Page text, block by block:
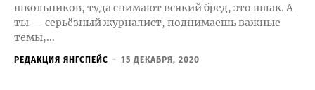
школьников, туда снимают всякий бред, это шлак. А
ты — серьёзный журналист, поднимаешь важные
темы,...
РЕДАКЦИЯ ЯНГСПЕЙС - 15 ДЕКАБРЯ, 2020